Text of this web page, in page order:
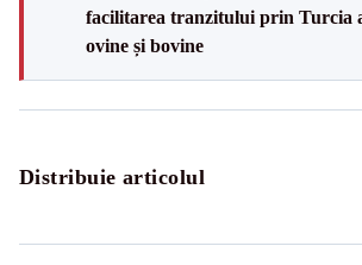
facilitarea tranzitului prin Turcia
ovine și bovine
Distribuie articolul